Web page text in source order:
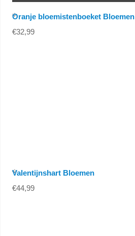
Oranje bloemistenboeket Bloemen
€32,99
Valentijnshart Bloemen
€44,99